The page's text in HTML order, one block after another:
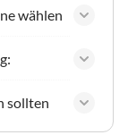
wählen
sollten